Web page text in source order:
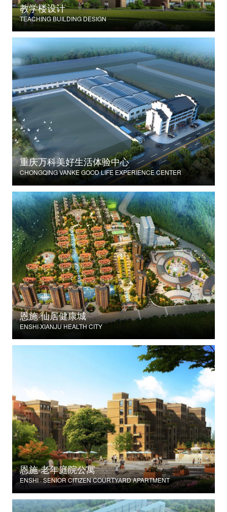
教学楼设计
TEACHING BUILDING DESIGN
重庆万科美好生活体验中心
CHONGQING VANKE GOOD LIFE EXPERIENCE CENTER
恩施·仙居健康城
ENSHI·XIANJU HEALTH CITY
恩施·老年庭院公寓
ENSHI · SENIOR CITIZEN COURTYARD APARTMENT